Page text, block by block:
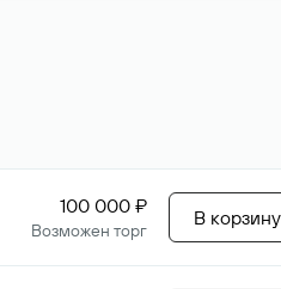
100 000 ₽
Возможен торг
В корзину